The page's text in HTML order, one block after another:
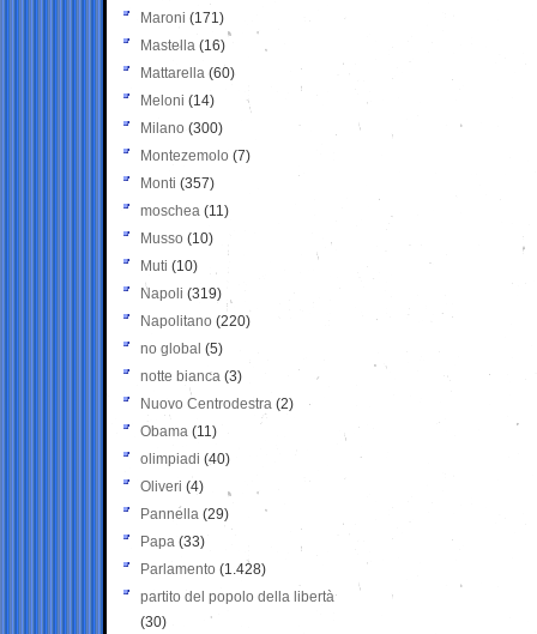
Maroni (171)
Mastella (16)
Mattarella (60)
Meloni (14)
Milano (300)
Montezemolo (7)
Monti (357)
moschea (11)
Musso (10)
Muti (10)
Napoli (319)
Napolitano (220)
no global (5)
notte bianca (3)
Nuovo Centrodestra (2)
Obama (11)
olimpiadi (40)
Oliveri (4)
Pannella (29)
Papa (33)
Parlamento (1.428)
partito del popolo della libertà
(30)